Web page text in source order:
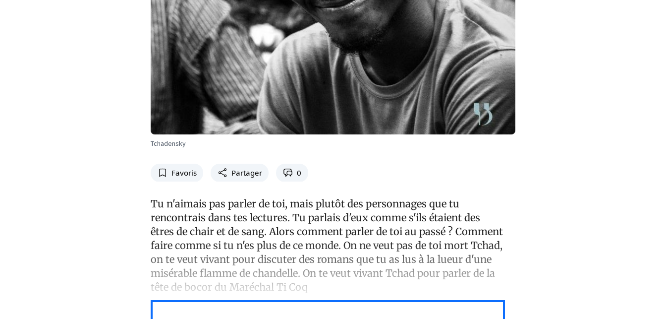
Tchadensky
Favoris Partager 0
Tu n'aimais pas parler de toi, mais plutôt des personnages que tu
rencontrais dans tes lectures. Tu parlais d'eux comme s'ils étaient des
êtres de chair et de sang. Alors comment parler de toi au passé ? Comment
faire comme si tu n'es plus de ce monde. On ne veut pas de toi mort Tchad,
on te veut vivant pour discuter des romans que tu as lus à la lueur d'une
misérable flamme de chandelle. On te veut vivant Tchad pour parler de la
tête de bocor du Maréchal Ti Coq